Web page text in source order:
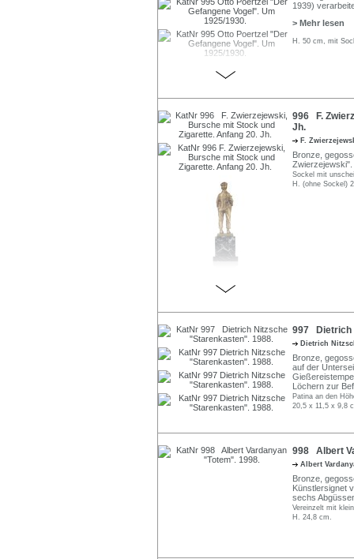
1939)
> Mehr lesen
H. 50 cm, mit
996 F.
Jh.
F.
Bronze,
Sockel mit
H. (ohne Sockel)
997 Dietrich
Dietrich
Bronze,
auf der
Löchern zur
Patina an den
20,5 x 11,5 x 9,8
998 Albert
Albert
Bronze,
Künstlersignet
sechs
Vereinzelt mit
H. 24,8 cm.